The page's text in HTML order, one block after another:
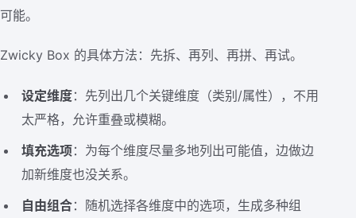
可能。
Zwicky Box 的具体方法：先拆、再列、再拼、再试。
设定维度：先列出几个关键维度（类别/属性），不用
太严格，允许重叠或模糊。
填充选项：为每个维度尽量多地列出可能值，边做边
加新维度也没关系。
自由组合：随机选择各维度中的选项，生成多种组